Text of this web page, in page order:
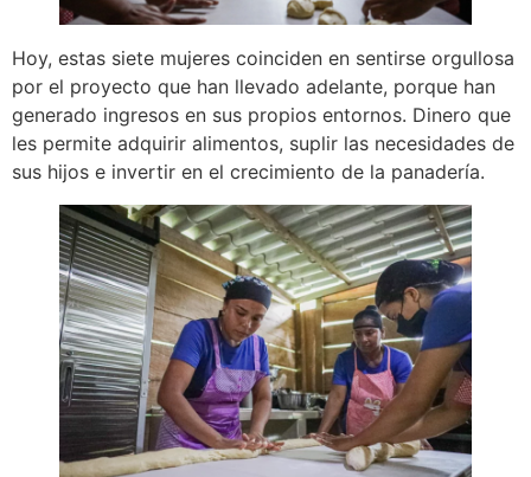
Hoy, estas siete mujeres coinciden en sentirse orgullosa
por el proyecto que han llevado adelante, porque han
generado ingresos en sus propios entornos. Dinero que
les permite adquirir alimentos, suplir las necesidades de
sus hijos e invertir en el crecimiento de la panadería.